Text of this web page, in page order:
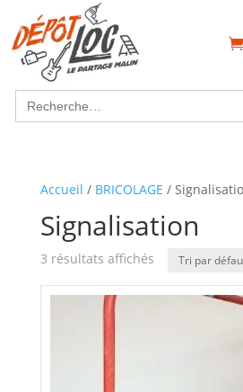
Search
for:
Accueil / BRICOLAGE /
Signalisation
3 résultats affichés